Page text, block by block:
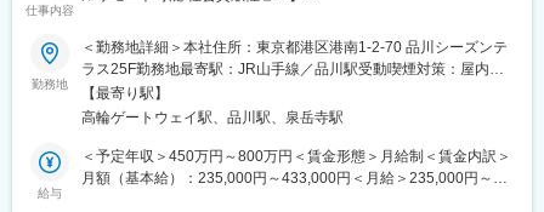
■配属エリア：
国内支店のいずれかの配属となります。それぞれ在籍拠点をベー
スにチームでエリアを担当しています。業務を通じた「感動」と
「成長」を大事にする職場でチーム活動を重視した風土です。
■担当に関して：
仕事内容
当社が開発している医用システムにおいて、病院のオーダー情報
を取得し、DICOM変換して検査装置に情報提供する製品（サーバ
ーサイド）の開発・保守を担当していただきます。全国どこから
でもフルリモートワークが可能で、医療従事者の負荷を軽減し、
より多くの患者さんを診るサポートを一緒に行いましょう。
■職務詳細：
・病院のオーダー情報をDICOM変換するシステムの開発
勤務地
＜勤務地詳細＞本社住所：東京都港区港南1-2-70 品川シーズンテ
ラス25F勤務地最寄駅：JR山手線／品川駅受動喫煙対策：屋内喫
煙可能場所あり変更の範囲：会社の定める事業所（リモートワー
ク含む）
【最寄り駅】
高輪ゲートウェイ駅、品川駅、泉岳寺駅
給与
＜予定年収＞450万円～800万円＜賃金形態＞月給制＜賃金内訳＞
月額（基本給）：235,000円～433,000円＜月給＞235,000円～